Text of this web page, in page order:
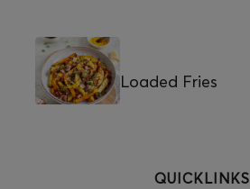
Loaded Fries
QUICKLINKS